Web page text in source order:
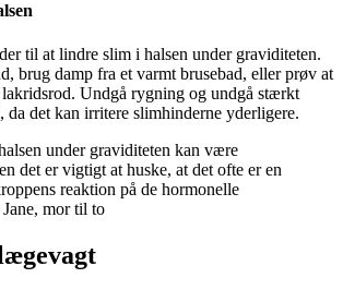
til at lindre slim i halsen under graviditeten.
brug damp fra et varmt brusebad, eller prøv at
lakridsrod. Undgå rygning og undgå stærkt
da det kan irritere slimhinderne yderligere.
under graviditeten kan være
det er vigtigt at huske, at det ofte er en
reaktion på de hormonelle
mor til to